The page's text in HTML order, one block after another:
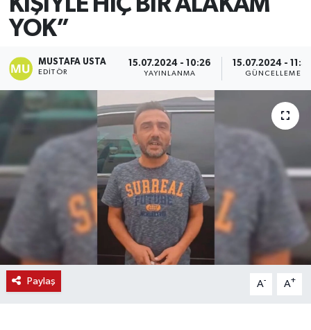
YOK”
MUSTAFA USTA
EDITÖR
15.07.2024 - 10:26
YAYINLANMA
15.07.2024 -
GÜNCELLEME
Paylaş A- A+